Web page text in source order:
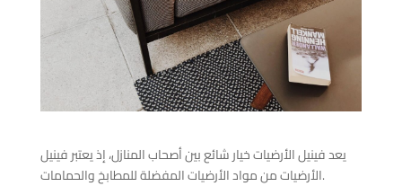
يعد فينيل الأرضيات خيار شائع بين أصحاب المنازل، إذ يعتبر فينيل
الأرضيات من مواد الأرضيات المفضلة للمطابخ والحمامات.